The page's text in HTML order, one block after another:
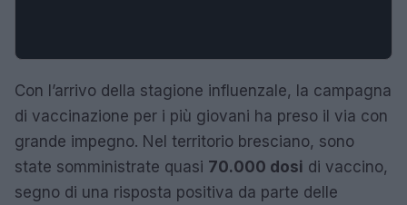
Con l’arrivo della stagione influenzale, la campagna
di vaccinazione per i più giovani ha preso il via con
grande impegno. Nel territorio bresciano, sono
state somministrate quasi 70.000 dosi di vaccino,
segno di una risposta positiva da parte delle